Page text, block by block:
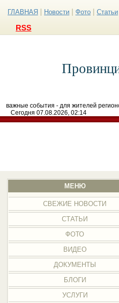
ГЛАВНАЯ Новости Фото Статьи
RSS
важные события - для жителей
Сегодня 07.08.2026, 02:14
МЕНЮ
СВЕЖИЕ НОВОСТИ
СТАТЬИ
ФОТО
ВИДЕО
ДОКУМЕНТЫ
БЛОГИ
УСЛУГИ